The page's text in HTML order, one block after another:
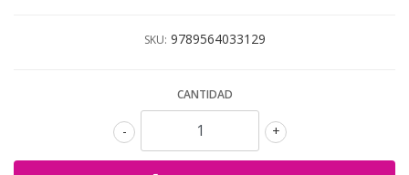
SKU: 9789564033129
CANTIDAD
+
-